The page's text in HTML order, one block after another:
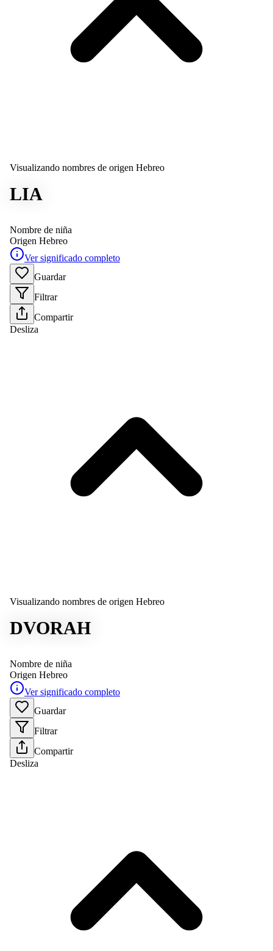
Visualizando nombres de origen Hebreo
LIA
Nombre de niña
Origen Hebreo
Ver significado completo
Guardar
Filtrar
Compartir
Desliza
Visualizando nombres de origen Hebreo
DVORAH
Nombre de niña
Origen Hebreo
Ver significado completo
Guardar
Filtrar
Compartir
Desliza